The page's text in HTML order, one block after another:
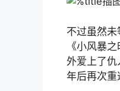
不过虽然
《小风暴
外爱上了
年后再次重